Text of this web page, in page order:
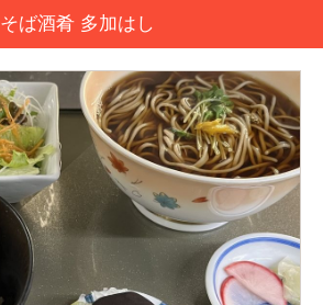
そば酒肴 多加はし